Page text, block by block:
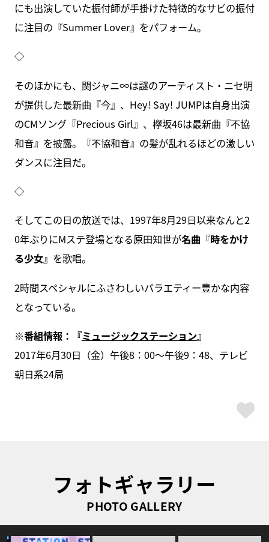
にも出演していた振付師が手掛けた特徴的なサビの振付
に注目の『Summer Lover』をパフォーム。
◇
そのほかにも、関ジャニ∞は謎のアーティスト・ニセ明
が提供した最新曲『今』、Hey! Say! JUMPは自身出演
のCMソング『Precious Girl』、欅坂46は最新曲『不協
和音』を披露。『不協和音』の髪が乱れるほどの激しい
ダンスに注目だ。
◇
そしてこの日の放送では、1997年8月29日以来なんと2
0年ぶりにMステ登場となる原田知世が名曲『時をかけ
る少女』 を歌唱。
2時間スペシャルにふさわしいバラエティー豊かな内容
となっている。
※番組情報：『ミュージックステーション』
2017年6月30日（金）午後8：00～午後9：48、テレビ
朝日系24局
フォトギャラリー
PHOTO GALLERY